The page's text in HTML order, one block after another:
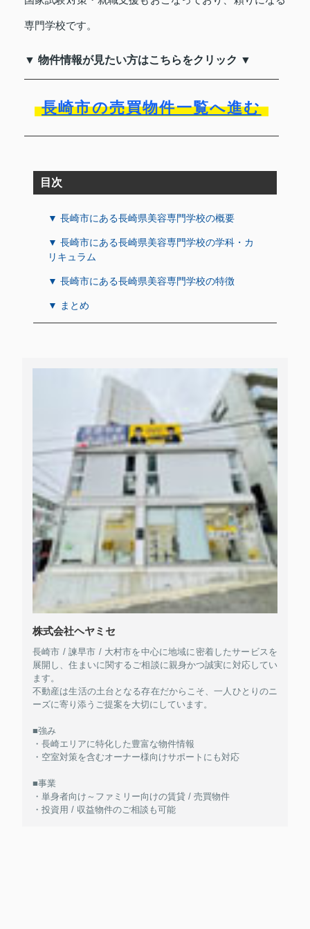
専門学校です。
▼ 物件情報が見たい方はこちらをクリック ▼
長崎市の売買物件一覧へ進む
目次
▼ 長崎市にある長崎県美容専門学校の概要
▼ 長崎市にある長崎県美容専門学校の学科・カ
リキュラム
▼ 長崎市にある長崎県美容専門学校の特徴
▼ まとめ
株式会社ヘヤミセ
長崎市 / 諫早市 / 大村市を中心に地域に密着したサービスを
展開し、住まいに関するご相談に親身かつ誠実に対応してい
ます。
不動産は生活の土台となる存在だからこそ、一人ひとりのニ
ーズに寄り添うご提案を大切にしています。
■強み
・長崎エリアに特化した豊富な物件情報
・空室対策を含むオーナー様向けサポートにも対応
■事業
・単身者向け～ファミリー向けの賃貸 / 売買物件
・投資用 / 収益物件のご相談も可能